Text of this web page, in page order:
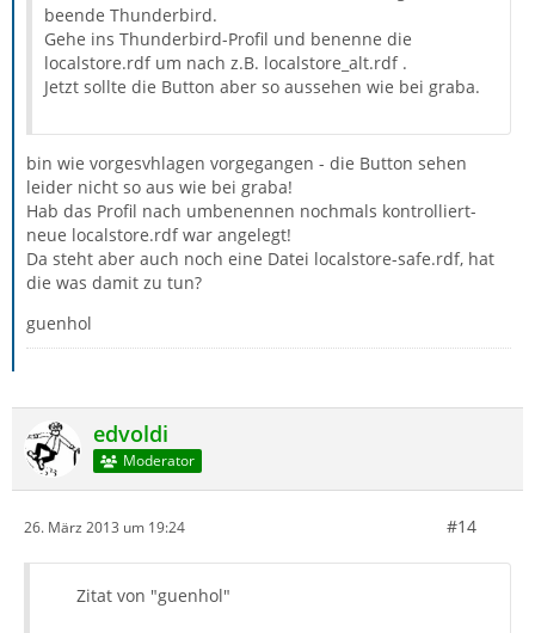
beende Thunderbird.
Gehe ins Thunderbird-Profil und benenne die
localstore.rdf um nach z.B. localstore_alt.rdf .
Jetzt sollte die Button aber so aussehen wie bei graba.
bin wie vorgesvhlagen vorgegangen - die Button sehen
leider nicht so aus wie bei graba!
Hab das Profil nach umbenennen nochmals kontrolliert-
neue localstore.rdf war angelegt!
Da steht aber auch noch eine Datei localstore-safe.rdf, hat
die was damit zu tun?
guenhol
edvoldi
Moderator
26. März 2013 um 19:24 #14
Zitat von "guenhol"